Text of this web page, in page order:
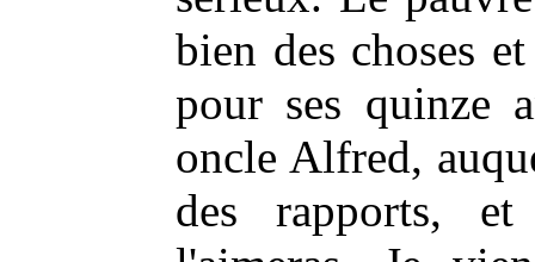
bien des choses
pour ses quinze
oncle Alfred,
des rapports,